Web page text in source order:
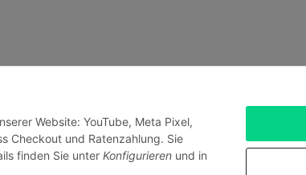
Website: YouTube, Meta Pixel,
Checkout und Ratenzahlung. Sie
finden Sie unter Konfigurieren und in